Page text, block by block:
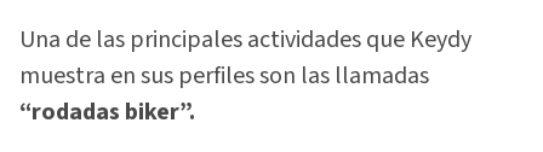
Una de las principales actividades que Keydy
muestra en sus perfiles son las llamadas
“rodadas biker”.